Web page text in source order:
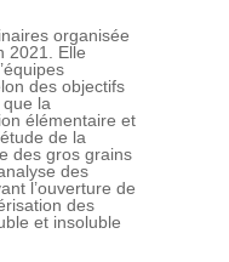
organisée
2021. Elle
des objectifs
la
élémentaire et
de la
des gros grains
des
l’ouverture de
des
et insoluble